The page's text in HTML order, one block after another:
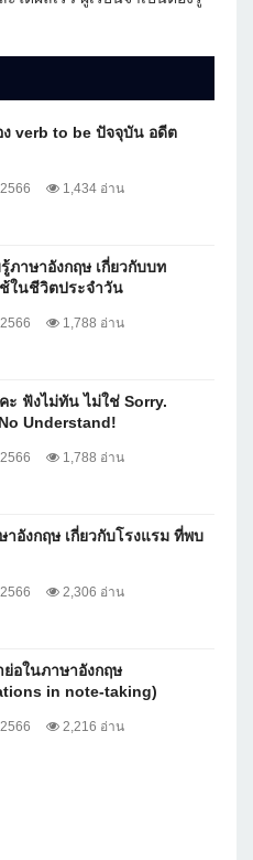
ง verb to be ปัจจุบัน อดีต
1,434 อ่าน
ภาษาอังกฤษ เกี่ยวกับบท
ในชีวิตประจำวัน
1,788 อ่าน
ะ ฟังไม่ทัน ไม่ใช่ Sorry.
Understand!
1,788 อ่าน
าอังกฤษ เกี่ยวกับโรงแรม ที่พบ
2,306 อ่าน
อในภาษาอังกฤษ
in note-taking)
2,216 อ่าน